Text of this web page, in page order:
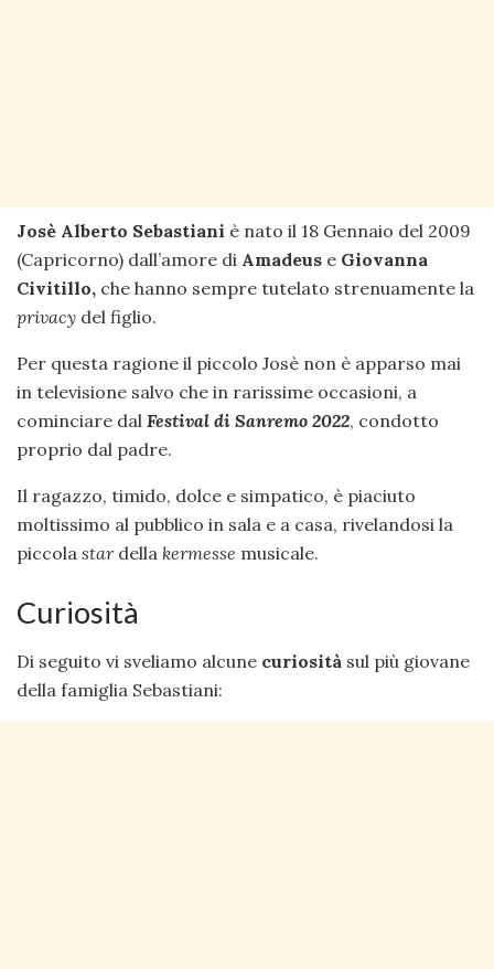
Josè Alberto Sebastiani è nato il 18 Gennaio del 2009
(Capricorno) dall’amore di Amadeus e Giovanna
Civitillo, che hanno sempre tutelato strenuamente la
privacy del figlio.
Per questa ragione il piccolo Josè non è apparso mai
in televisione salvo che in rarissime occasioni, a
cominciare dal Festival di Sanremo 2022, condotto
proprio dal padre.
Il ragazzo, timido, dolce e simpatico, è piaciuto
moltissimo al pubblico in sala e a casa, rivelandosi la
piccola stardella kermesse musicale.
Curiosità
Di seguito vi sveliamo alcune curiosità sul più giovane
della famiglia Sebastiani: